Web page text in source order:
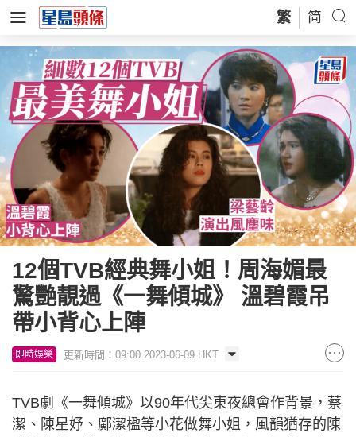
繁 简
12個TVB經典舞小姐！周海媚最
驚艷靚過《一舞傾城》 溫碧霞吊
帶小背心上陣
即時娛樂 更新時間：09:00 2023-06-09 HKT
TVB劇《一舞傾城》以90年代尖東夜總會作背景，蔡
潔、陳星妤、鄺潔楹等小花做舞小姐，風韻猶存的陳